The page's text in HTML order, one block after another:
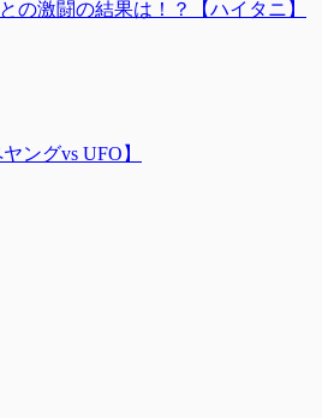
の激闘の結果は！？【ハイタニ】
ングvs UFO】